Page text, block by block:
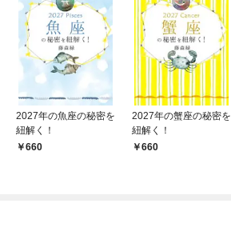
2027年の魚座の秘密を
紐解く！
660
2027年の蟹座の秘密を
紐解く！
660